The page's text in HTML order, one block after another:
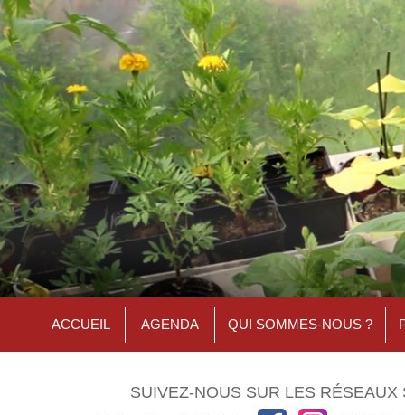
ACCUEIL AGENDA QUI SOMMES-NOUS ?
SUIVEZ-NOUS SUR LES RÉSEAUX